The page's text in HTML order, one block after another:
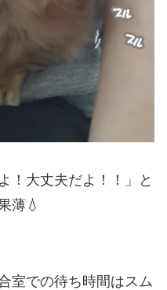
！大丈夫だよ！！」と
薄💧
室での待ち時間はスム